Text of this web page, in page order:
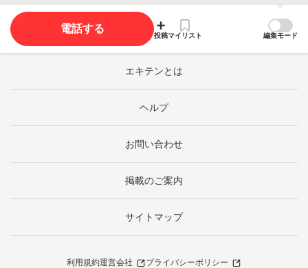
電話する
投稿マイリスト 編集モード
エキテンとは
ヘルプ
お問い合わせ
掲載のご案内
サイトマップ
利用規約運営会社
プライバシーポリシー